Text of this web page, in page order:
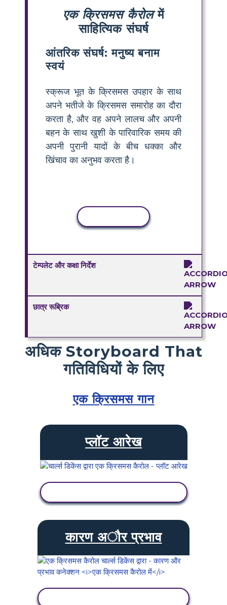
एक क्रिसमस कैरोलमें
साहित्यिक संघर्ष
आंतरिक संघर्ष: मनुष्य बनाम
स्वयं
स्क्रूज भूत के क्रिसमस उपहार के साथ
अपने भतीजे के क्रिसमस समारोह का दौरा
करता है, और वह अपने लालच और अपनी
बहन के साथ खुशी के पारिवारिक समय की
अपनी पुरानी यादों के बीच धक्का और
खिंचाव का अनुभव करता है।
टेम्पलेट और कक्षा निर्देश
छात्र रूब्रिक
अधिक Storyboard That
गतिविधियों के लिए
एक क्रिसमस गान
प्लॉट आरेख
कारण अौर प्रभाव